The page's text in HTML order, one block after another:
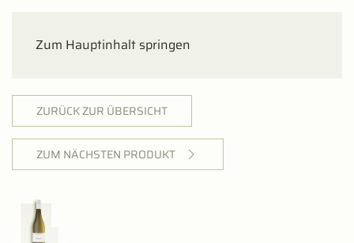
Zum Hauptinhalt springen
ZURÜCK ZUR ÜBERSICHT
ZUM NÄCHSTEN PRODUKT